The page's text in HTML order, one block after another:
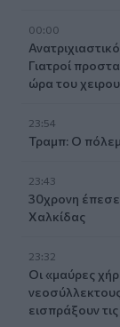
00:00
Γιατροί
ώρα του
23:54
Τραμπ: Ο
23:43
30χρονη
Χαλκίδας
23:32
Οι «μαύρες
εισπράξουν